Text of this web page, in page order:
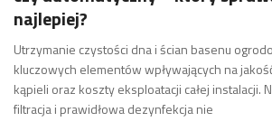
najlepiej?
Utrzymanie czystości dna i ścian basenu
kluczowych elementów wpływających na
kąpieli oraz koszty eksploatacji całej instalacji.
filtracja i prawidłowa dezynfekcja nie